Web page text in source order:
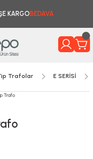
KARGO BEDAVA
Trafolar E SERİSİ